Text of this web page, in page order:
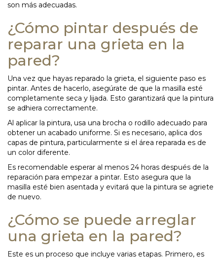
son más adecuadas.
¿Cómo pintar después de
reparar una grieta en la
pared?
Una vez que hayas reparado la grieta, el siguiente paso es
pintar. Antes de hacerlo, asegúrate de que la masilla esté
completamente seca y lijada. Esto garantizará que la pintura
se adhiera correctamente.
Al aplicar la pintura, usa una brocha o rodillo adecuado para
obtener un acabado uniforme. Si es necesario, aplica dos
capas de pintura, particularmente si el área reparada es de
un color diferente.
Es recomendable esperar al menos 24 horas después de la
reparación para empezar a pintar. Esto asegura que la
masilla esté bien asentada y evitará que la pintura se agriete
de nuevo.
¿Cómo se puede arreglar
una grieta en la pared?
Este es un proceso que incluye varias etapas. Primero, es